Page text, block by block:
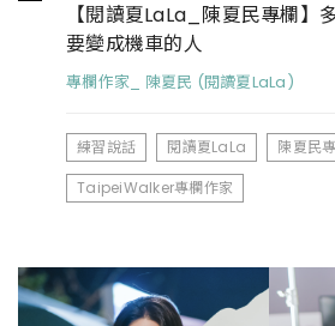
【閱讀夏LaLa_陳夏民專欄】
要變成機車的人
專欄作家_ 陳夏民 (閱讀夏LaLa)
練習說話 閱讀夏LaLa
陳夏民
TaipeiWalker專欄作家